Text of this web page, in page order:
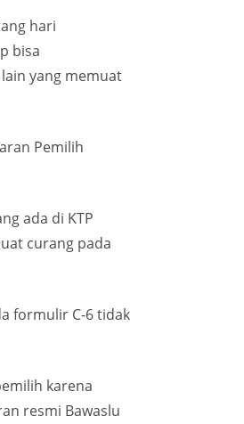
hari
bisa
yang memuat
Pemilih
ada di KTP
curang pada
formulir C-6 tidak
karena
resmi Bawaslu